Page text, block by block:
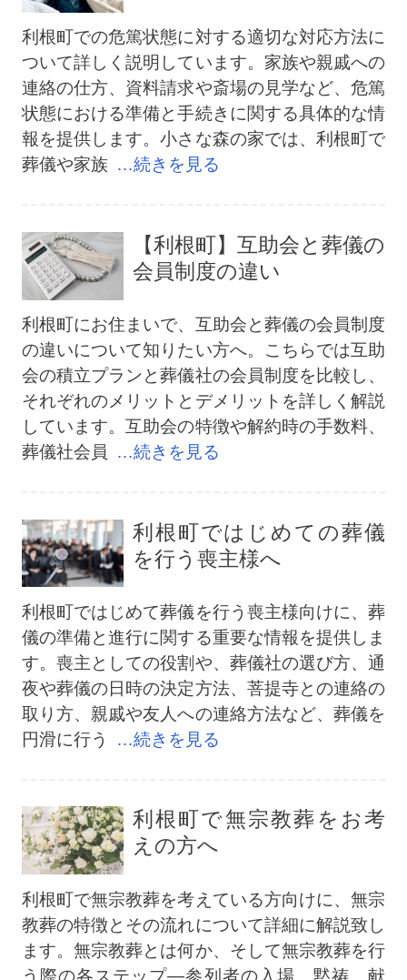
利根町での危篤状態に対する適切な対応方法に
ついて詳しく説明しています。家族や親戚への
連絡の仕方、資料請求や斎場の見学など、危篤
状態における準備と手続きに関する具体的な情
報を提供します。小さな森の家では、利根町で
葬儀や家族 …続きを見る
【利根町】互助会と葬儀の
会員制度の違い
利根町にお住まいで、互助会と葬儀の会員制度
の違いについて知りたい方へ。こちらでは互助
会の積立プランと葬儀社の会員制度を比較し、
それぞれのメリットとデメリットを詳しく解説
しています。互助会の特徴や解約時の手数料、
葬儀社会員
…続きを見る
利根町ではじめての葬儀
を行う喪主様へ
利根町ではじめて葬儀を行う喪主様向けに、葬
儀の準備と進行に関する重要な情報を提供しま
す。喪主としての役割や、葬儀社の選び方、通
夜や葬儀の日時の決定方法、菩提寺との連絡の
取り方、親戚や友人への連絡方法など、葬儀を
円滑に行う
…続きを見る
利根町で無宗教葬をお考
えの方へ
利根町で無宗教葬を考えている方向けに、無宗
教葬の特徴とその流れについて詳細に解説致し
ます。無宗教葬とは何か、そして無宗教葬を行
う際の各ステップ―参列者の入場、黙祷、献